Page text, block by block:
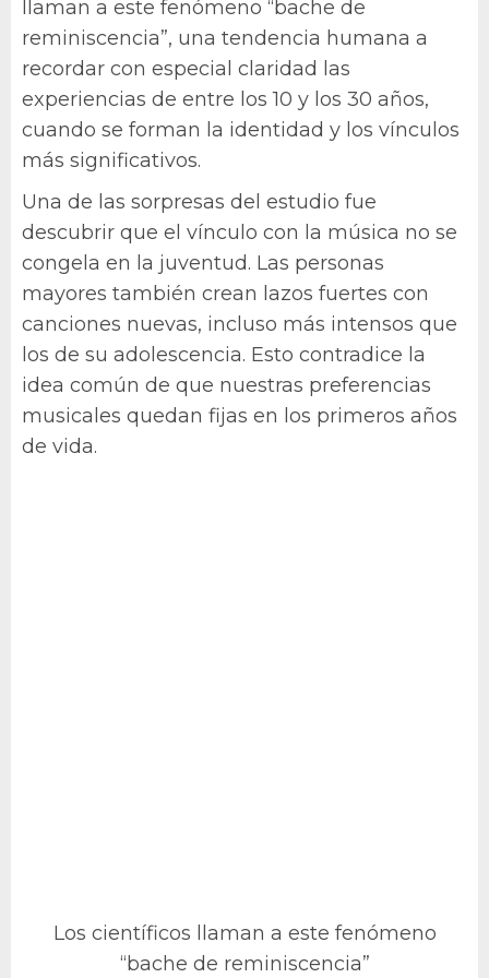
llaman a este fenómeno “bache de
reminiscencia”, una tendencia humana a
recordar con especial claridad las
experiencias de entre los 10 y los 30 años,
cuando se forman la identidad y los vínculos
más significativos.
Una de las sorpresas del estudio fue
descubrir que el vínculo con la música no se
congela en la juventud. Las personas
mayores también crean lazos fuertes con
canciones nuevas, incluso más intensos que
los de su adolescencia. Esto contradice la
idea común de que nuestras preferencias
musicales quedan fijas en los primeros años
de vida.
Los científicos llaman a este fenómeno
“bache de reminiscencia”